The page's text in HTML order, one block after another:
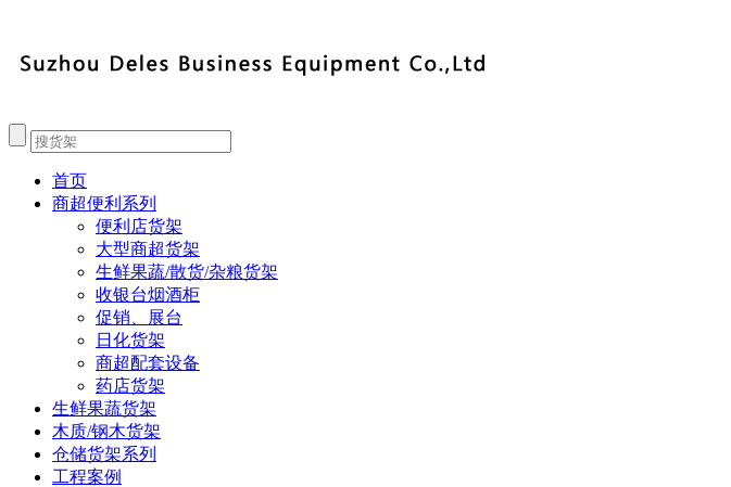
首页
商超便利系列
便利店货架
大型商超货架
生鲜果蔬/散货/杂粮货架
收银台烟酒柜
促销、展台
日化货架
商超配套设备
药店货架
生鲜果蔬货架
木质/钢木货架
仓储货架系列
工程案例